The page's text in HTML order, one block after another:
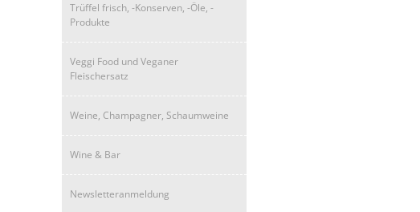
Trüffel frisch, -Konserven, -Öle, -
Produkte
Veggi Food und Veganer
Fleischersatz
Weine, Champagner, Schaumweine
Wine & Bar
Newsletteranmeldung